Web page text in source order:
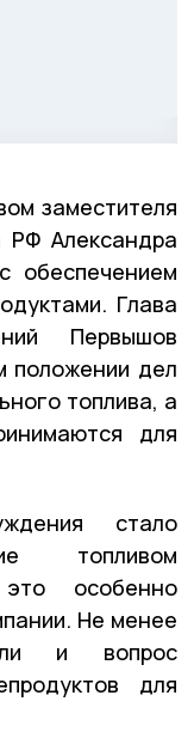
заместителя
РФ Александра
обеспечением
Глава
Первышов
положении дел
топлива, а
для
стало
топливом
это особенно
Не менее
и вопрос
для